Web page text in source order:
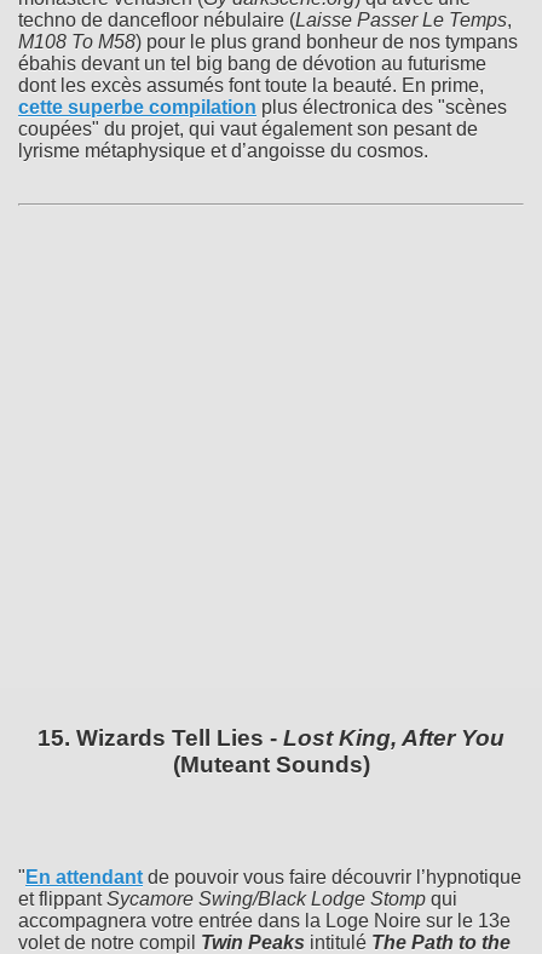
techno de dancefloor nébulaire (Laisse Passer Le Temps,
M108 To M58) pour le plus grand bonheur de nos tympans
ébahis devant un tel big bang de dévotion au futurisme
dont les excès assumés font toute la beauté. En prime,
cette superbe compilation plus électronica des "scènes
coupées" du projet, qui vaut également son pesant de
lyrisme métaphysique et d’angoisse du cosmos.
15. Wizards Tell Lies - Lost King, After You
(Muteant Sounds)
" En attendant de pouvoir vous faire découvrir l’hypnotique
et flippantSycamore Swing/Black Lodge Stomp qui
accompagnera votre entrée dans la Loge Noire sur le 13e
volet de notre compil Twin Peaks intitulé The Path to the